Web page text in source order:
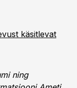
käsitlevat
ning